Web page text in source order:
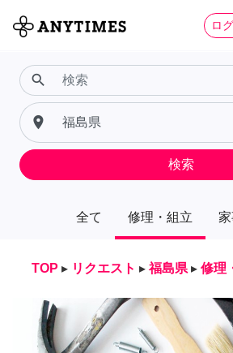
ロ
全て 修理・組立
search
place
検索
TOP ▸ リクエスト ▸ 福島県 ▸ 修理